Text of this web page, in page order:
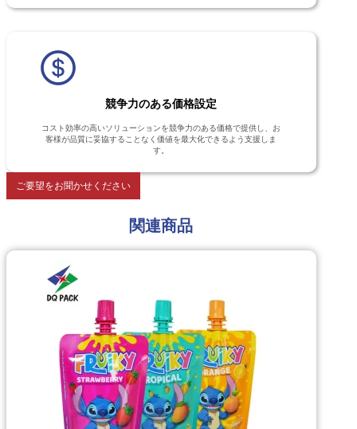
競争力のある価格設定
コスト効率の高いソリューションを競争力のある価格で提供し、お
客様が品質に妥協することなく価値を最大化できるよう支援しま
す。
ご要望をお聞かせください
関連商品